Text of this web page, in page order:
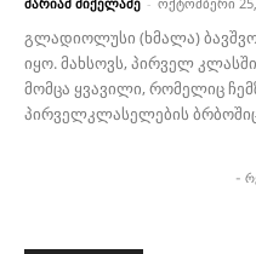
გლადიოლუსი (ხმალა)
იყო. მახსოვს, პირველ
მომცა ყვავილი, რომელიც
პირველკლასელების
-